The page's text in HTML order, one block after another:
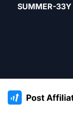
SUMMER-33Y
:site.title